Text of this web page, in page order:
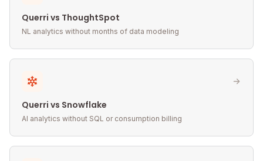
Querri vs ThoughtSpot
NL analytics without months of data modeling
Querri vs Snowflake
AI analytics without SQL or consumption billing